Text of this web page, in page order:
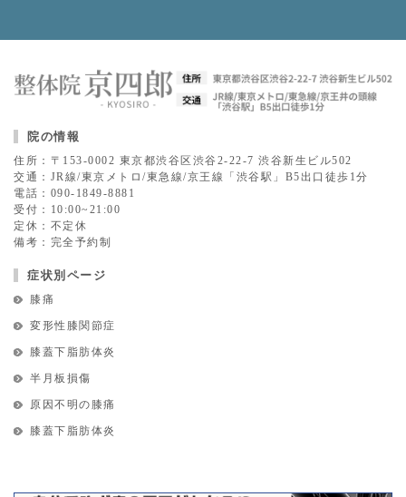
院の情報
住所：〒153-0002 東京都渋谷区渋谷2-22-7 渋谷新生ビル502
交通：JR線/東京メトロ/東急線/京王線「渋谷駅」B5出口徒歩1分
電話：090-1849-8881
受付：10:00~21:00
定休：不定休
備考：完全予約制
症状別ページ
膝痛
変形性膝関節症
膝蓋下脂肪体炎
半月板損傷
原因不明の膝痛
膝蓋下脂肪体炎